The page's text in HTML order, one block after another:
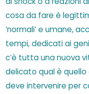
cosa da fare è
‘normali’ e umane,
tempi, dedicati ai
c’è tutta una nuova
delicato qual è quello
deve intervenire per